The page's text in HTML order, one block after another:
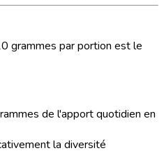
grammes par portion est le
de l'apport quotidien en
la diversité